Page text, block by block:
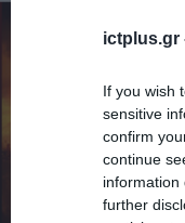
ictplus.gr
If you wish
sensitive
confirm
continue
information
further